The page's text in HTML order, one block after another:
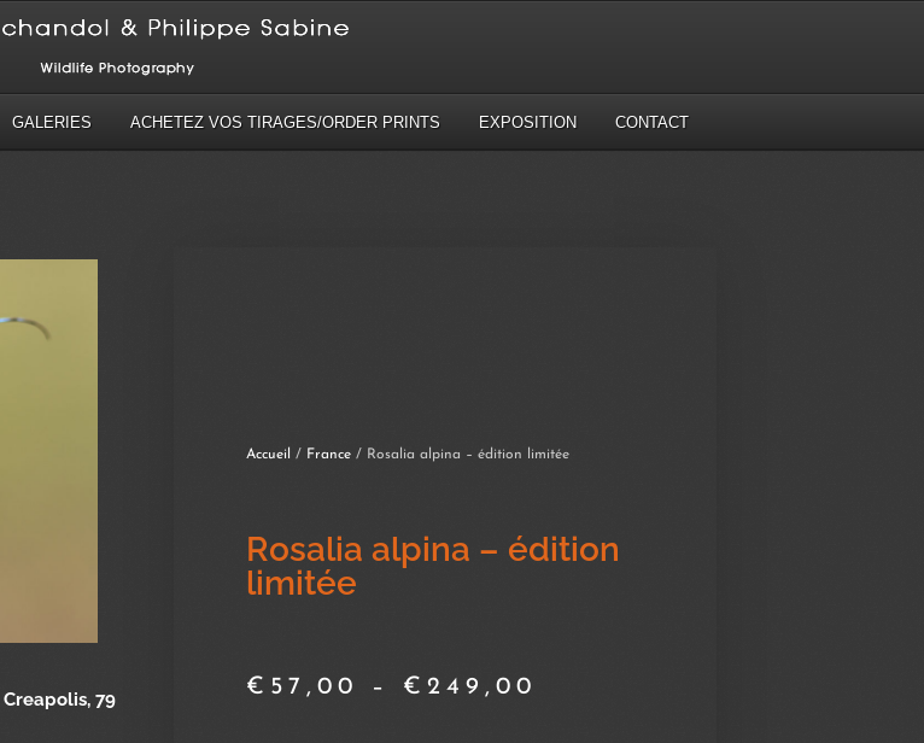
GALERIES ACHETEZ VOS TIRAGES/ORDER PRINTS EXPOSITION CONTACT
Creapolis, 79
Accueil / France / Rosalia alpina – édition limitée
Rosalia alpina – édition
limitée
€ 57,00 – € 249,00